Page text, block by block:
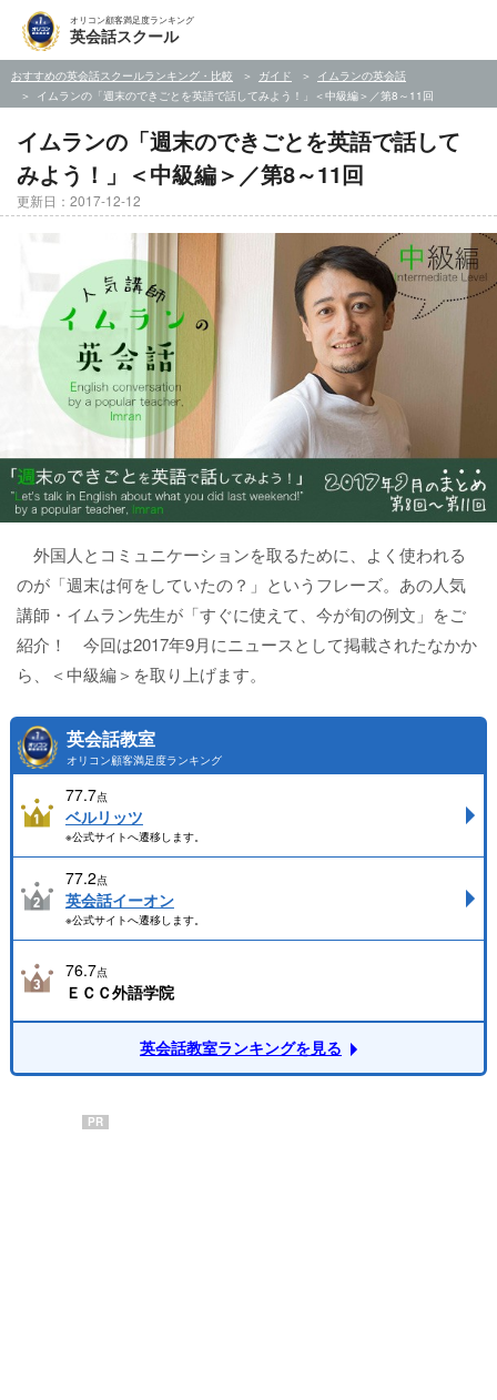
オリコン顧客満足度ランキング
英会話スクール
おすすめの英会話スクールランキング・比較 ガイド
イムランの英会話
イムランの「週末のできごとを英語で話してみよう！」＜中級編＞／第8～11回
イムランの「週末のできごとを英語で話して
みよう！」＜中級編＞／第8～11回
更新日：2017-12-12
外国人とコミュニケーションを取るために、よく使われる
のが「週末は何をしていたの？」というフレーズ。あの人気
講師・イムラン先生が「すぐに使えて、今が旬の例文」をご
紹介！ 今回は2017年9月にニュースとして掲載されたなかか
ら、＜中級編＞を取り上げます。
英会話教室
オリコン顧客満足度ランキング
77.7点
ベルリッツ
※公式サイトへ遷移します。
77.2点
英会話イーオン
※公式サイトへ遷移します。
76.7点
ＥＣＣ外語学院
英会話教室ランキングを見る
PR